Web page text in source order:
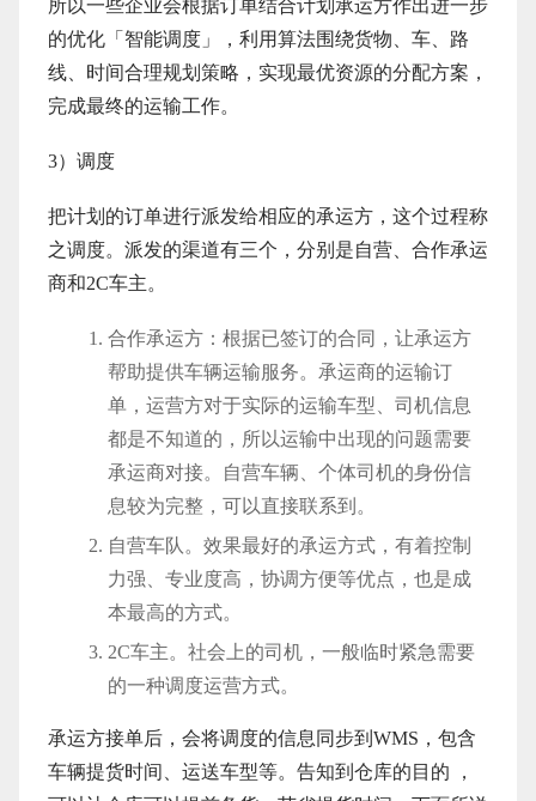
所以一些企业会根据订单结合计划承运方作出进一步
的优化「智能调度」，利用算法围绕货物、车、路
线、时间合理规划策略，实现最优资源的分配方案，
完成最终的运输工作。
3）调度
把计划的订单进行派发给相应的承运方，这个过程称
之调度。派发的渠道有三个，分别是自营、合作承运
商和2C车主。
合作承运方：根据已签订的合同，让承运方
帮助提供车辆运输服务。承运商的运输订
单，运营方对于实际的运输车型、司机信息
都是不知道的，所以运输中出现的问题需要
承运商对接。自营车辆、个体司机的身份信
息较为完整，可以直接联系到。
自营车队。效果最好的承运方式，有着控制
力强、专业度高，协调方便等优点，也是成
本最高的方式。
2C车主。社会上的司机，一般临时紧急需要
的一种调度运营方式。
承运方接单后，会将调度的信息同步到WMS，包含
车辆提货时间、运送车型等。告知到仓库的目的 ，